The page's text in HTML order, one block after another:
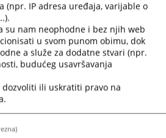
ПРЕГЛЕДА
(npr. IP adresa uređaja, varijable o
su nam neophodne i bez njih web
u svom punom obimu, dok
a služe za dodatne stvari (npr.
budućeg usavršavanja
dozvoliti ili uskratiti pravo na